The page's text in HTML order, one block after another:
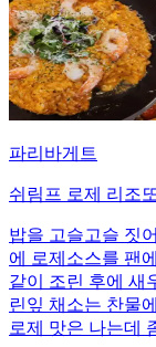
파리바게트
쉬림프 로제 리조또
밥을 고슬고슬 짓
에 로제소스를 팬
같이 조린 후에 새
린잎 채소는 찬물
로제 맛은 나는데